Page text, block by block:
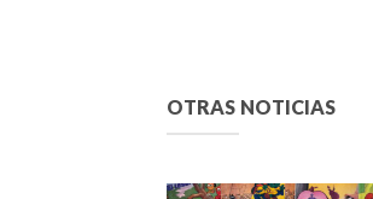
OTRAS NOTICIAS